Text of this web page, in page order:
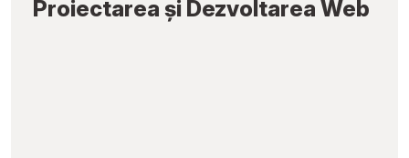
Proiectarea și Dezvoltarea Web